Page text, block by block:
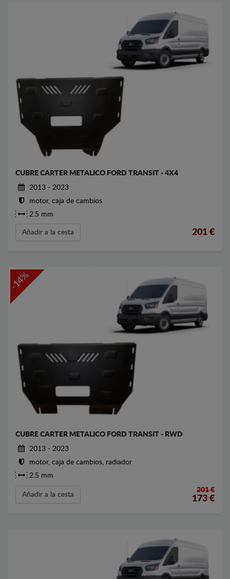
CUBRE CARTER METALICO FORD TRANSIT - 4X4
2013 - 2023
motor, caja de cambios
2.5 mm
Añadir a la cesta 201 €
-14%
CUBRE CARTER METALICO FORD TRANSIT - RWD
2013 - 2023
motor, caja de cambios, radiador
2.5 mm
Añadir a la cesta
201 €
173 €